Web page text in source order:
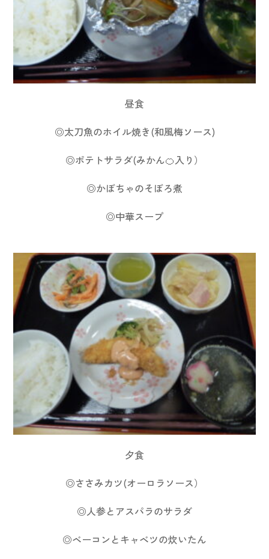
昼食
◎太刀魚のホイル焼き(和風梅ソース)
◎ポテトサラダ(みかん🍊入り）
◎かぼちゃのそぼろ煮
◎中華スープ
夕食
◎ささみカツ(オーロラソース）
◎人参とアスパラのサラダ
◎ベーコンとキャベツの炊いたん